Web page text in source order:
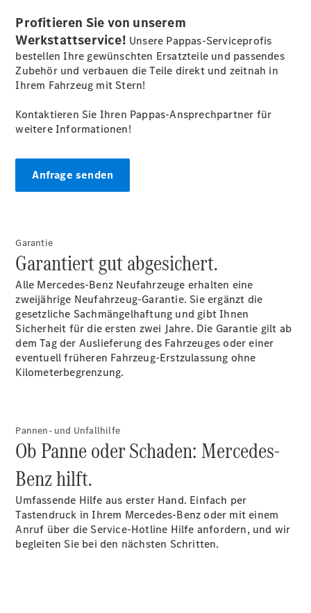
Profitieren Sie von unserem
Werkstattservice! Unsere Pappas-Serviceprofis
bestellen Ihre gewünschten Ersatzteile und passendes
Zubehör und verbauen die Teile direkt und zeitnah in
Ihrem Fahrzeug mit Stern!
Kontaktieren Sie Ihren Pappas-Ansprechpartner für
weitere Informationen!
Anfrage senden
Garantie
Garantiert gut abgesichert.
Alle Mercedes-Benz Neufahrzeuge erhalten eine
zweijährige Neufahrzeug-Garantie. Sie ergänzt die
gesetzliche Sachmängelhaftung und gibt Ihnen
Sicherheit für die ersten zwei Jahre. Die Garantie gilt ab
dem Tag der Auslieferung des Fahrzeuges oder einer
eventuell früheren Fahrzeug-Erstzulassung ohne
Kilometerbegrenzung.
Pannen- und Unfallhilfe
Ob Panne oder Schaden: Mercedes-
Benz hilft.
Umfassende Hilfe aus erster Hand. Einfach per
Tastendruck in Ihrem Mercedes-Benz oder mit einem
Anruf über die Service-Hotline Hilfe anfordern, und wir
begleiten Sie bei den nächsten Schritten.